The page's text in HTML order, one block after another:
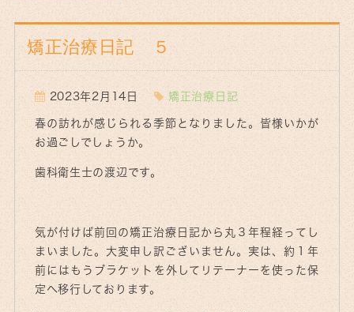
矯正治療日記 ５
2023年2月14日 矯正治療日記
春の訪れが感じられる季節となりました。皆様いかが
お過ごしでしょうか。
歯科衛生士の渡辺です。
気が付けば前回の矯正治療日記から丸３年程経ってし
まいました。大変申し訳ございません。実は、約１年
前にはもうブラケットを外してリテーナーを使った保
定へ移行しております。